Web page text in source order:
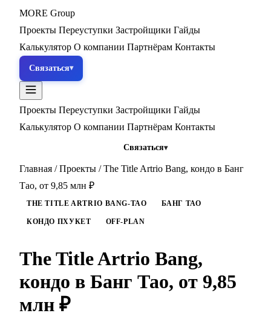
MORE Group
Проекты Переуступки Застройщики Гайды
Калькулятор О компании Партнёрам Контакты
Связаться
Проекты Переуступки Застройщики Гайды
Калькулятор О компании Партнёрам Контакты
Связаться
Главная / Проекты / The Title Artrio Bang, кондо в Банг
Тао, от 9,85 млн ₽
THE TITLE ARTRIO BANG-TAO БАНГ ТАО
КОНДО ПХУКЕТ OFF-PLAN
The Title Artrio Bang,
кондо в Банг Тао, от 9,85
млн ₽